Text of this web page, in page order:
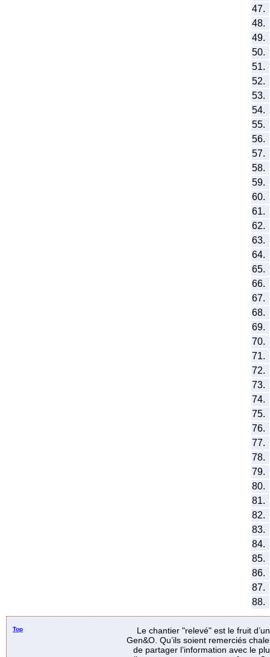
47.
48.
49.
50.
51.
52.
53.
54.
55.
56.
57.
58.
59.
60.
61.
62.
63.
64.
65.
66.
67.
68.
69.
70.
71.
72.
73.
74.
75.
76.
77.
78.
79.
80.
81.
82.
83.
84.
85.
86.
87.
88.
Top
Le chantier "relevé" est le fruit
Gen&O. Qu’ils soient remerciés
de partager l’information avec le